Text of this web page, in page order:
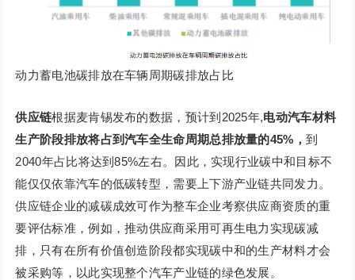
动力蓄电池碳排放在车辆周期碳排放占比
供应链根据麦肯锡发布的数据，预计到2025年,电动汽车材料
生产阶段排放将占到汽车全生命周期总排放量的45%， 到
2040年占比将达到85%左右。因此，实现行业碳中和目标不
能仅仅依靠汽车的低碳转型，需要上下游产业链共同发力。
供应链企业的减碳成效可作为整车企业考察供应商资质的重
要评估标准，例如，推动供应商采用可再生电力实现碳减
排，只有在所有价值创造阶段都实现碳中和的生产材料才会
被采购等，以此实现整个汽车产业链的绿色发展。